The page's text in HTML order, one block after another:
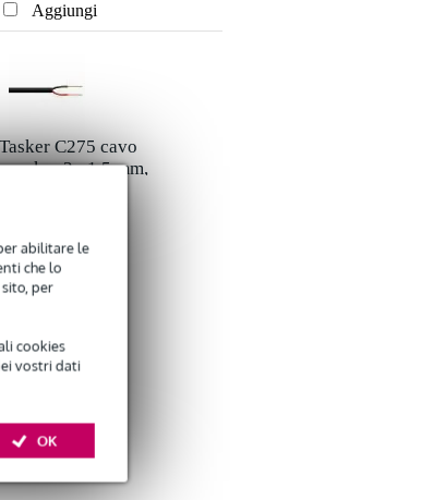
abilitare le
che lo
per
cookies
vostri dati
OK
Aggiungi
Tasker C275 cavo
speaker 2x 1,5 mm,